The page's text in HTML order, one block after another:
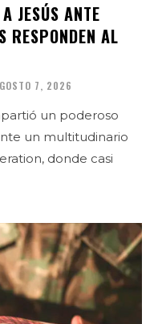
JESÚS ANTE
AL
7, 2026
un poderoso
un multitudinario
donde casi